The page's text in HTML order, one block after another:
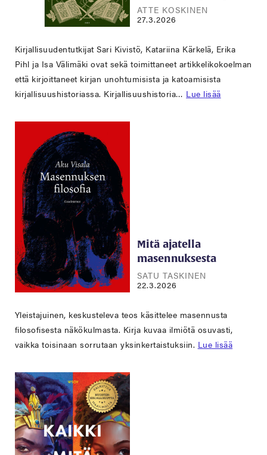
ATTE KOSKINEN
27.3.2026
Kirjallisuudentutkijat Sari Kivistö, Katariina Kärkelä, Erika
Pihl ja Isa Välimäki ovat sekä toimittaneet artikkelikokoelman
että kirjoittaneet kirjan unohtumisista ja katoamisista
kirjallisuushistoriassa. Kirjallisuushistoria… Lue lisää
Mitä ajatella
masennuksesta
SATU TASKINEN
22.3.2026
Yleistajuinen, keskusteleva teos käsittelee masennusta
filosofisesta näkökulmasta. Kirja kuvaa ilmiötä osuvasti,
vaikka toisinaan sorrutaan yksinkertaistuksiin. Lue lisää